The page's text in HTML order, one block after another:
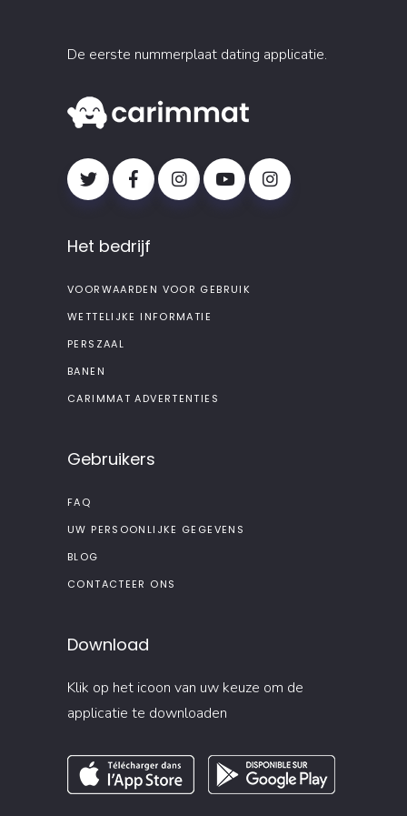
De eerste nummerplaat dating applicatie.
Het bedrijf
VOORWAARDEN VOOR GEBRUIK
WETTELIJKE INFORMATIE
PERSZAAL
BANEN
CARIMMAT ADVERTENTIES
Gebruikers
FAQ
UW PERSOONLIJKE GEGEVENS
BLOG
CONTACTEER ONS
Download
Klik op het icoon van uw keuze om de
applicatie te downloaden